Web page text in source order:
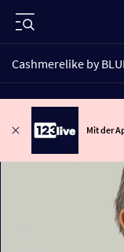
Cashmerelike by
Mit der